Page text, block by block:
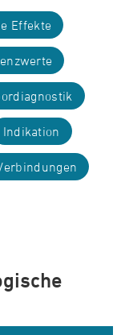
Effekte
Indikation